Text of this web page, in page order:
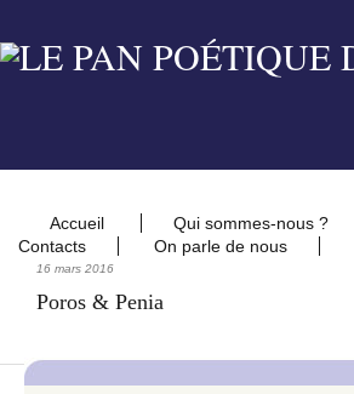
Accueil Qui sommes-nous ?
Contacts
On parle de nous
16 mars 2016
Poros & Penia